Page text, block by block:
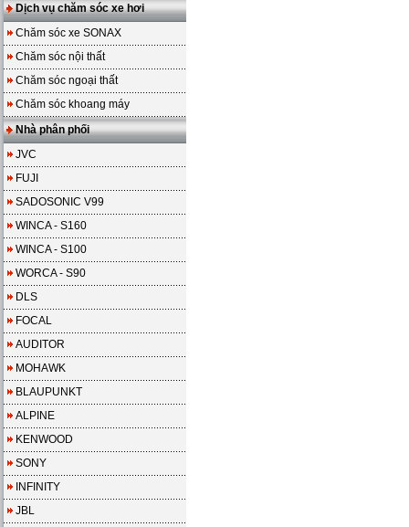
Dịch vụ chăm sóc xe hơi
Chăm sóc xe SONAX
Chăm sóc nội thất
Chăm sóc ngoại thất
Chăm sóc khoang máy
Nhà phân phối
JVC
FUJI
SADOSONIC V99
WINCA - S160
WINCA - S100
WORCA - S90
DLS
FOCAL
AUDITOR
MOHAWK
BLAUPUNKT
ALPINE
KENWOOD
SONY
INFINITY
JBL